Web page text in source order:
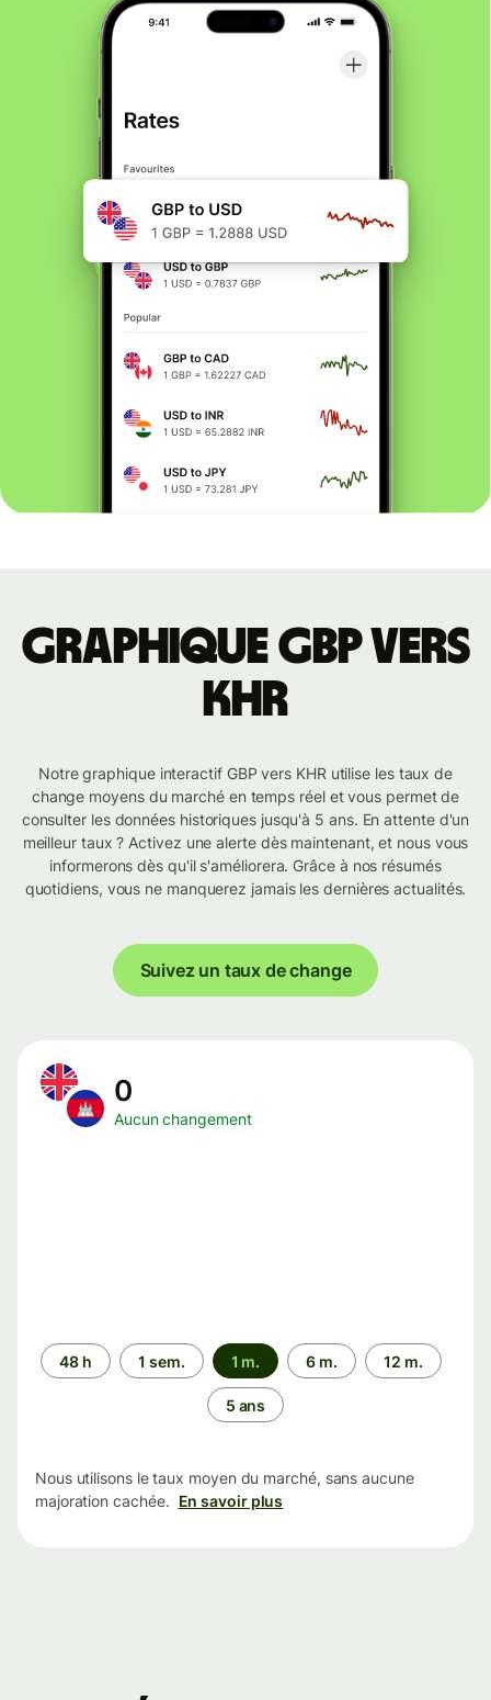
Graphique GBP vers
KHR
Notre graphique interactif GBP vers KHR utilise les taux de
change moyens du marché en temps réel et vous permet de
consulter les données historiques jusqu'à 5 ans. En attente d'un
meilleur taux ? Activez une alerte dès maintenant, et nous vous
informerons dès qu'il s'améliorera. Grâce à nos résumés
quotidiens, vous ne manquerez jamais les dernières actualités.
Suivez un taux de change
0
Aucun changement
Période
48 h 1 sem. 1 m. 6 m. 12 m.
5 ans
Nous utilisons le taux moyen du marché, sans aucune
majoration cachée. En savoir plus